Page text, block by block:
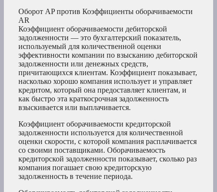
Оборот AP против Коэффициенты оборачиваемости
AR
Коэффициент оборачиваемости дебиторской
задолженности — это бухгалтерский показатель,
используемый для количественной оценки
эффективности компании по взысканию дебиторской
задолженности или денежных средств,
причитающихся клиентам. Коэффициент показывает,
насколько хорошо компания использует и управляет
кредитом, который она предоставляет клиентам, и
как быстро эта краткосрочная задолженность
взыскивается или выплачивается.
Коэффициент оборачиваемости кредиторской
задолженности используется для количественной
оценки скорости, с которой компания расплачивается
со своими поставщиками. Оборачиваемость
кредиторской задолженности показывает, сколько раз
компания погашает свою кредиторскую
задолженность в течение периода.